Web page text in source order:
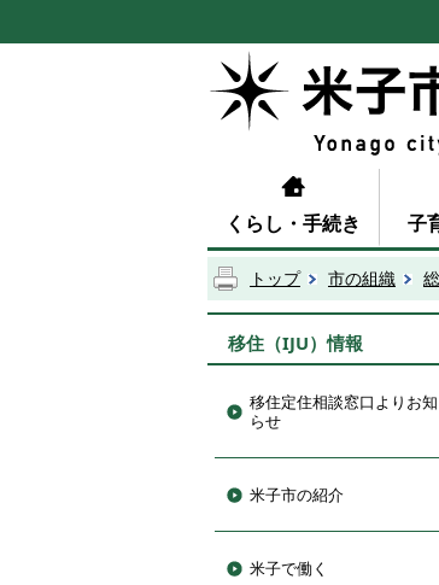
くらし・手続き 子
トップ 市の組織
移住（IJU）情報
移住定住相談窓口よりお知
らせ
米子市の紹介
米子で働く